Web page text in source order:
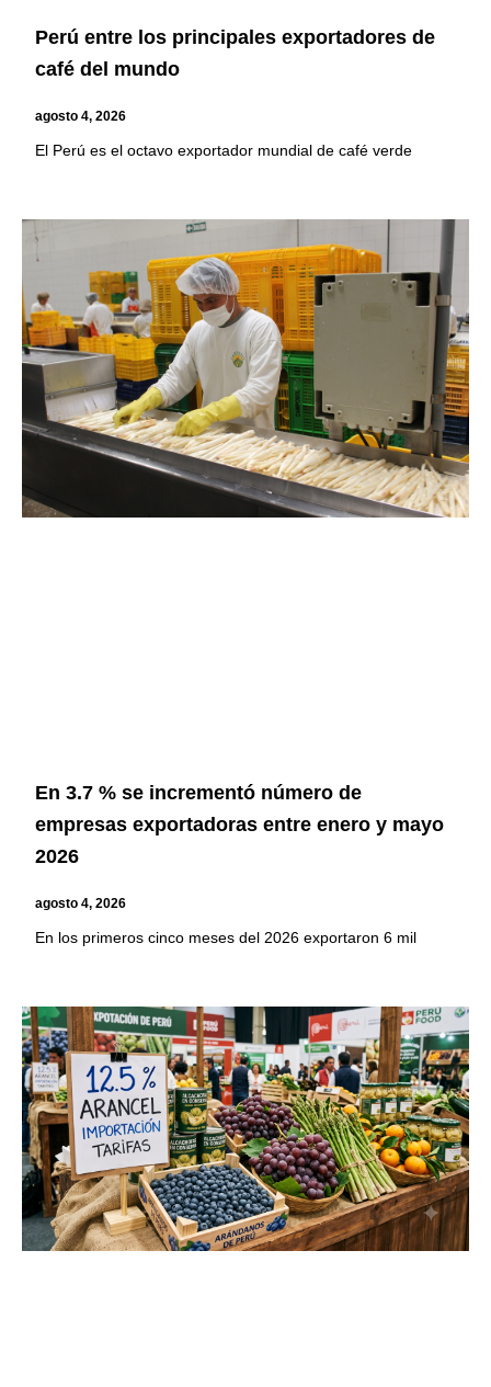
Perú entre los principales exportadores de
café del mundo
agosto 4, 2026
El Perú es el octavo exportador mundial de café verde
En 3.7 % se incrementó número de
empresas exportadoras entre enero y mayo
2026
agosto 4, 2026
En los primeros cinco meses del 2026 exportaron 6 mil